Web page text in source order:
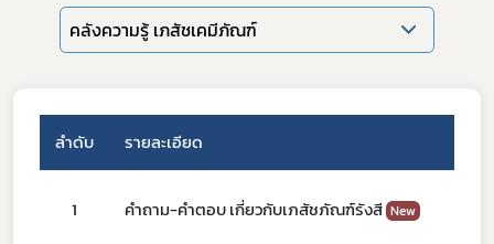
คลังความรู้ เภสัชเคมีภัณฑ์
ลำดับ รายละเอียด
1 คำถาม-คำตอบ เกี่ยวกับเภสัชภัณฑ์รังสี New
Subscribe